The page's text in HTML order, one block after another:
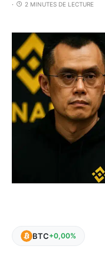
2 MINUTES DE LECTURE
BTC+0,00%